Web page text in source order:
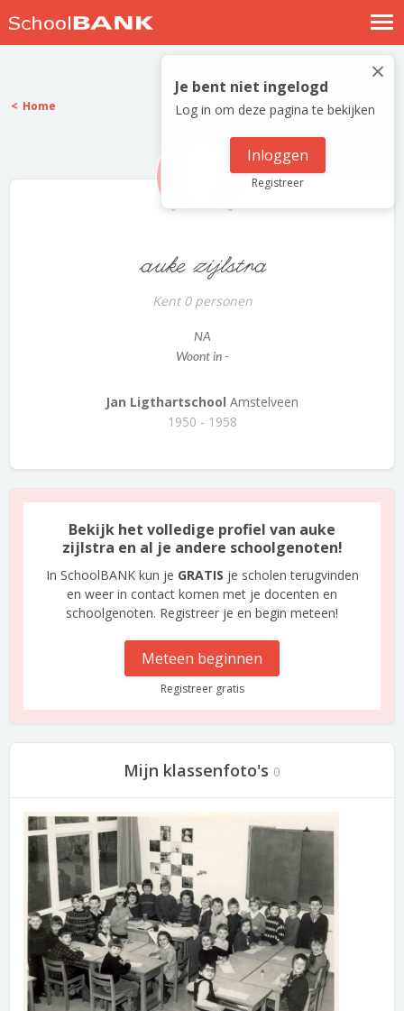
Nostalgische verhalen
Log in
Meld je gratis aan
×
Je bent niet ingelogd
Log in om deze pagina te bekijken
Inloggen
Registreer
Home
auke zijlstra
Kent 0 personen
NA
Woont in -
Jan Ligthartschool Amstelveen
1950 - 1958
Bekijk het volledige profiel van auke
zijlstra en al je andere schoolgenoten!
In SchoolBANK kun je GRATIS je scholen terugvinden
en weer in contact komen met je docenten en
schoolgenoten. Registreer je en begin meteen!
Meteen beginnen
Registreer gratis
Mijn klassenfoto's 0